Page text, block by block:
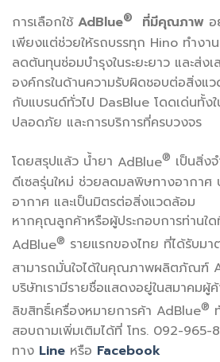
การเลือกใช้ AdBlue® ที่มีคุณภาพ
เพียงแต่ช่วยให้รถบรรทุก Hino ทำงา
ลดต้นทุนซ่อมบำรุงในระยะยาว และส่
องค์กรในด้านความรับผิดชอบต่อสิ่งแว
กับแบรนด์ทั่วไป DasBlue โดดเด่นทั้
ปลอดภัย และการบริการที่ครบวงจร
โดยสรุปแล้ว น้ำยา AdBlue® เป็นสิ่ง
ดีเซลรุ่นใหม่ ช่วยลดมลพิษทางอากา
อากาศ และเป็นมิตรต่อสิ่งแวดล้อม
หากคุณลูกค้าหรือผู้ประกอบการท่านใ
AdBlue® รายแรกของไทย ที่ได้รับมา
สามารถมั่นใจได้ในคุณภาพผลิตภัณฑ์
บริษัทเรามีรายชื่อแสดงอยู่ในสมาคมผู้
ลิขสิทธิ์เครื่องหมายการค้า AdBlue®
สอบถามเพิ่มเติมได้ที่ โทร. 092-
ทาง Line หรือ Facebook